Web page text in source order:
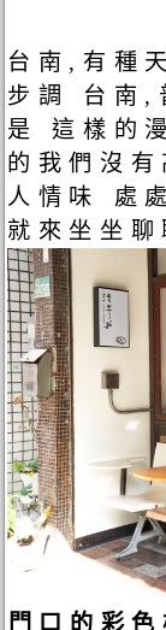
台南,有種
步調 台南,
是 這樣的
的我們沒
人情味 處
就來坐坐聊
門口的彩